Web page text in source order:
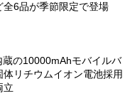
6品が季節限定で登場
の10000mAhモバイルバ
リチウムイオン電池採用
立